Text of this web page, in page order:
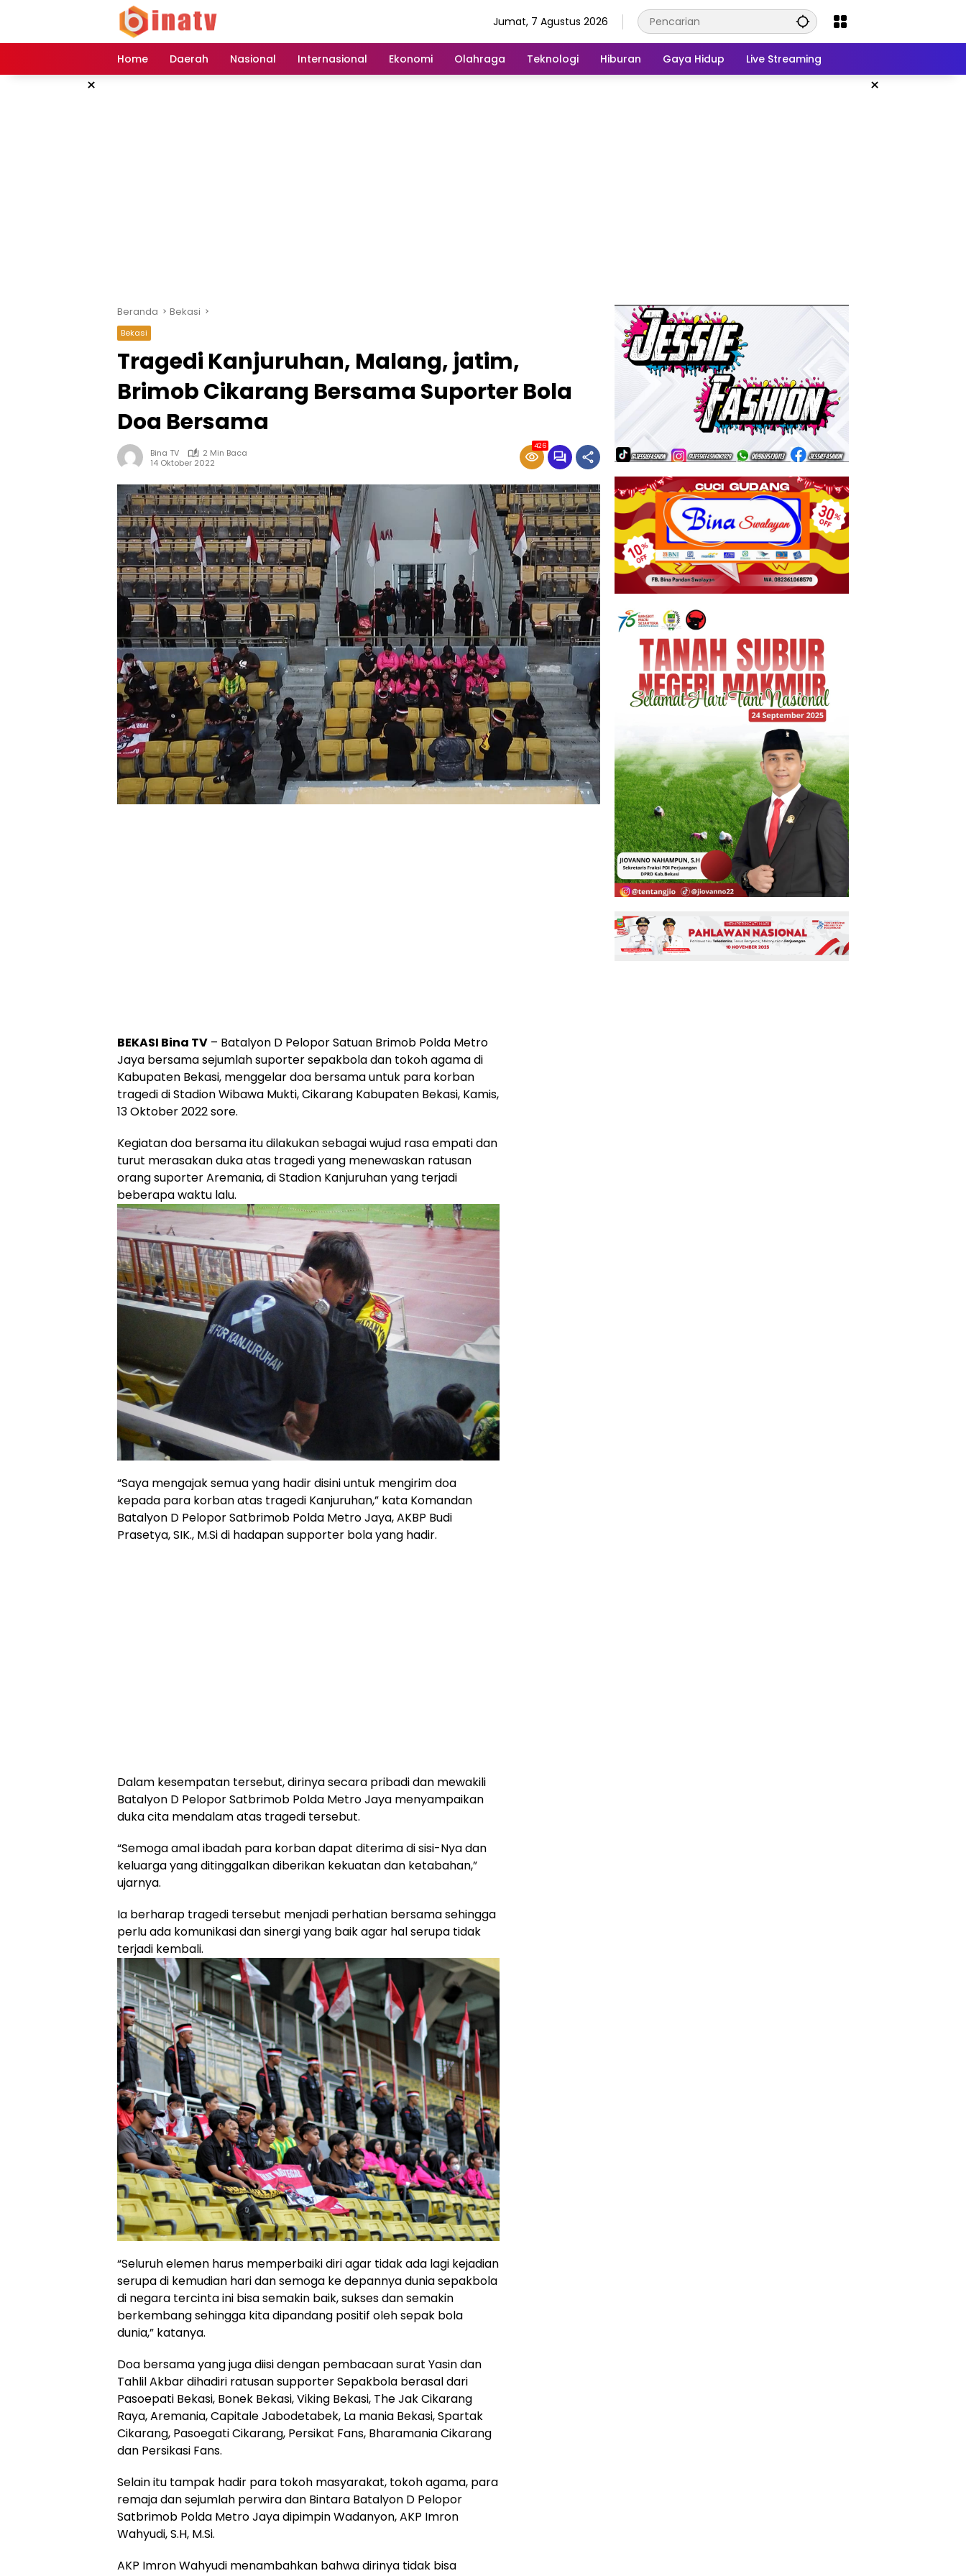
Jumat, 7 Agustus 2026
Home Daerah Nasional Internasional Ekonomi Olahraga Teknologi Hiburan Gaya Hidup Live Streaming
× ×
Beranda Bekasi
Bekasi
Tragedi Kanjuruhan, Malang, jatim,
Brimob Cikarang Bersama Suporter Bola
Doa Bersama
Bina TV
2 Min Baca
14 Oktober 2022
426
BEKASI Bina TV – Batalyon D Pelopor Satuan Brimob Polda Metro
Jaya bersama sejumlah suporter sepakbola dan tokoh agama di
Kabupaten Bekasi, menggelar doa bersama untuk para korban
tragedi di Stadion Wibawa Mukti, Cikarang Kabupaten Bekasi, Kamis,
13 Oktober 2022 sore.
Kegiatan doa bersama itu dilakukan sebagai wujud rasa empati dan
turut merasakan duka atas tragedi yang menewaskan ratusan
orang suporter Aremania, di Stadion Kanjuruhan yang terjadi
beberapa waktu lalu.
“Saya mengajak semua yang hadir disini untuk mengirim doa
kepada para korban atas tragedi Kanjuruhan,” kata Komandan
Batalyon D Pelopor Satbrimob Polda Metro Jaya, AKBP Budi
Prasetya, SIK., M.Si di hadapan supporter bola yang hadir.
Dalam kesempatan tersebut, dirinya secara pribadi dan mewakili
Batalyon D Pelopor Satbrimob Polda Metro Jaya menyampaikan
duka cita mendalam atas tragedi tersebut.
“Semoga amal ibadah para korban dapat diterima di sisi-Nya dan
keluarga yang ditinggalkan diberikan kekuatan dan ketabahan,”
ujarnya.
Ia berharap tragedi tersebut menjadi perhatian bersama sehingga
perlu ada komunikasi dan sinergi yang baik agar hal serupa tidak
terjadi kembali.
“Seluruh elemen harus memperbaiki diri agar tidak ada lagi kejadian
serupa di kemudian hari dan semoga ke depannya dunia sepakbola
di negara tercinta ini bisa semakin baik, sukses dan semakin
berkembang sehingga kita dipandang positif oleh sepak bola
dunia,” katanya.
Doa bersama yang juga diisi dengan pembacaan surat Yasin dan
Tahlil Akbar dihadiri ratusan supporter Sepakbola berasal dari
Pasoepati Bekasi, Bonek Bekasi, Viking Bekasi, The Jak Cikarang
Raya, Aremania, Capitale Jabodetabek, La mania Bekasi, Spartak
Cikarang, Pasoegati Cikarang, Persikat Fans, Bharamania Cikarang
dan Persikasi Fans.
Selain itu tampak hadir para tokoh masyarakat, tokoh agama, para
remaja dan sejumlah perwira dan Bintara Batalyon D Pelopor
Satbrimob Polda Metro Jaya dipimpin Wadanyon, AKP Imron
Wahyudi, S.H, M.Si.
AKP Imron Wahyudi menambahkan bahwa dirinya tidak bisa